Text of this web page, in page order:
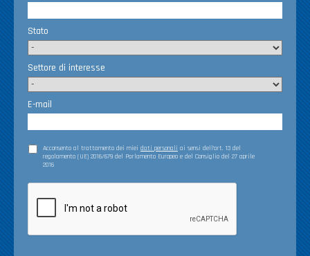
Stato
Settore di interesse
E-mail
Acconsento al trattamento dei miei dati personali ai sensi dell’art. 13 del
regolamento (UE) 2016/679 del Parlamento Europeo e del Consiglio del 27 aprile
2016